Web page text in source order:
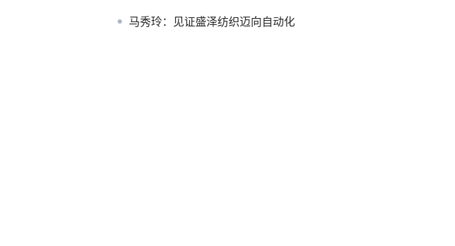
马秀玲：见证盛泽纺织迈向自动化